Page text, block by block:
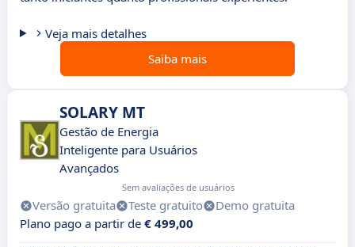
Veja mais detalhes
Saiba mais
SOLARY MT
Gestão de Energia
Inteligente para Usuários
Avançados
Sem avaliações de usuários
Versão gratuita Teste gratuito
Demo gratuita
Plano pago a partir de € 499,00